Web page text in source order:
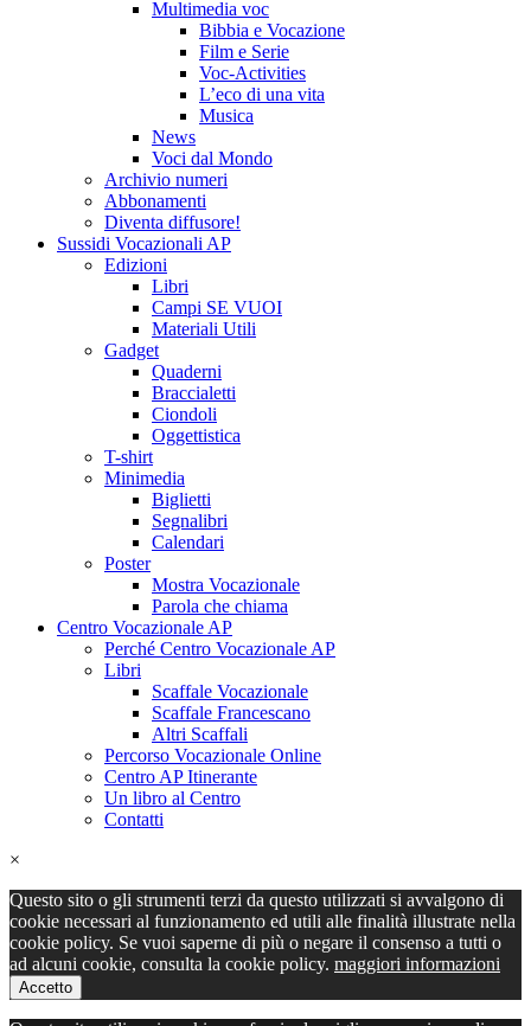
Multimedia voc
Bibbia e Vocazione
Film e Serie
Voc-Activities
L’eco di una vita
Musica
News
Voci dal Mondo
Archivio numeri
Abbonamenti
Diventa diffusore!
Sussidi Vocazionali AP
Edizioni
Libri
Campi SE VUOI
Materiali Utili
Gadget
Quaderni
Braccialetti
Ciondoli
Oggettistica
T-shirt
Minimedia
Biglietti
Segnalibri
Calendari
Poster
Mostra Vocazionale
Parola che chiama
Centro Vocazionale AP
Perché Centro Vocazionale AP
Libri
Scaffale Vocazionale
Scaffale Francescano
Altri Scaffali
Percorso Vocazionale Online
Centro AP Itinerante
Un libro al Centro
Contatti
×
Questo sito o gli strumenti terzi da questo utilizzati si avvalgono di
cookie necessari al funzionamento ed utili alle finalità illustrate nella
cookie policy. Se vuoi saperne di più o negare il consenso a tutti o
ad alcuni cookie, consulta la cookie policy. maggiori informazioni
Accetto